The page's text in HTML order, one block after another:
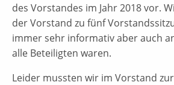
des Vorstandes im Jahr 2018 vor.
der Vorstand zu fünf
immer sehr informativ aber auch
alle Beteiligten waren.
Leider mussten wir im Vorstand